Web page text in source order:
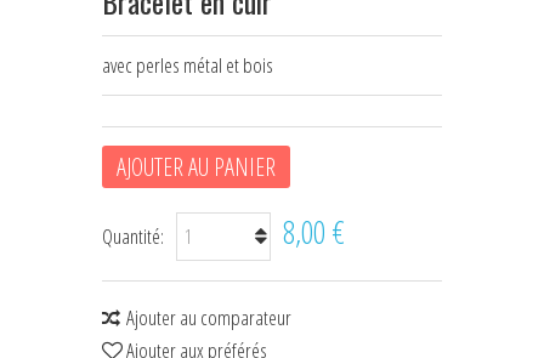
+
CRAVATES & PLASTRONS D'ÉQUITATION
HOUSSES D'ÉTRIERS
POCHES À FRIANDISES
BIJOUX DE LICOL
CEINTURES DE SMOKING
ÉCHARPES • FOULARDS
avec perles métal et bois
AJOUTER AU PANIER
Quantité: 8,00 €
Ajouter au comparateur
Ajouter aux préférés